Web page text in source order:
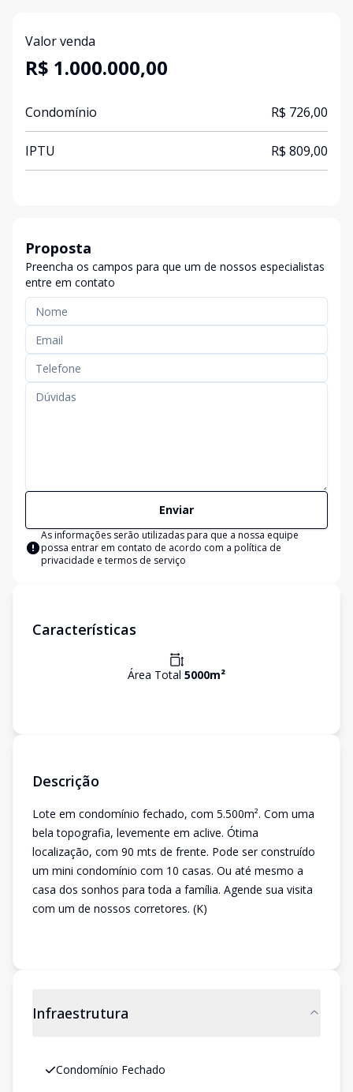
Valor venda
R$ 1.000.000,00
Condomínio R$ 726,00
IPTU R$ 809,00
Proposta
Preencha os campos para que um de nossos especialistas
entre em contato
Enviar
As informações serão utilizadas para que a nossa equipe
possa entrar em contato de acordo com a política de
privacidade e termos de serviço
Características
Área Total 5000m²
Descrição
Lote em condomínio fechado, com 5.500m². Com uma
bela topografia, levemente em aclive. Ótima
localização, com 90 mts de frente. Pode ser construído
um mini condomínio com 10 casas. Ou até mesmo a
casa dos sonhos para toda a família. Agende sua visita
com um de nossos corretores. (K)
Infraestrutura
Condomínio Fechado